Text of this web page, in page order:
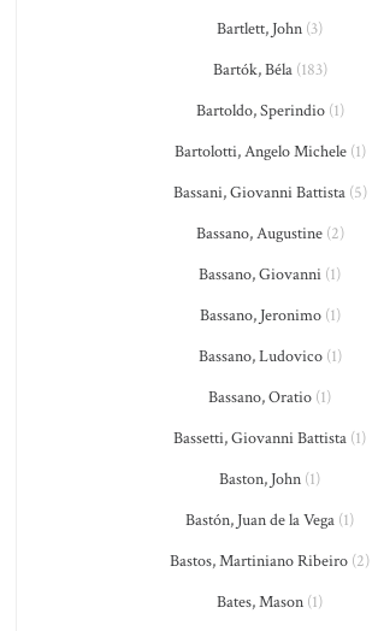
Bartlett, John (3)
Bartók, Béla(183)
Bartoldo, Sperindio(1)
Bartolotti, Angelo Michele(1)
Bassani, Giovanni Battista(5)
Bassano, Augustine(2)
Bassano, Giovanni (1)
Bassano, Jeronimo(1)
Bassano, Ludovico(1)
Bassano, Oratio (1)
Bassetti, Giovanni Battista (1)
Baston, John (1)
Bastón, Juan de la Vega (1)
Bastos, Martiniano Ribeiro (2)
Bates, Mason (1)